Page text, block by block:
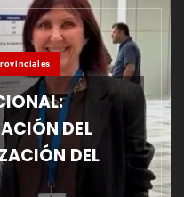
DEL
DEL